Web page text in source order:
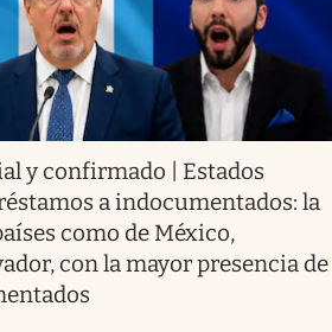
y confirmado | Estados
a indocumentados: la
como de México,
con la mayor presencia de